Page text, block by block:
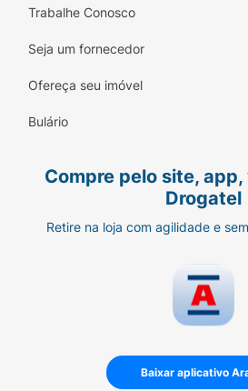
Trabalhe Conosco
Seja um fornecedor
Ofereça seu imóvel
Bulário
Compre pelo site,
Drogatel
Retire na loja com agilidade e
Baixar aplicativo